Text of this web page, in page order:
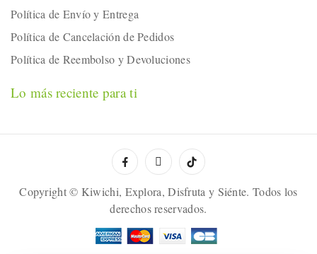
Política de Envío y Entrega
Política de Cancelación de Pedidos
Política de Reembolso y Devoluciones
Lo más reciente para ti
Copyright © Kiwichi, Explora, Disfruta y Siénte. Todos los
derechos reservados.